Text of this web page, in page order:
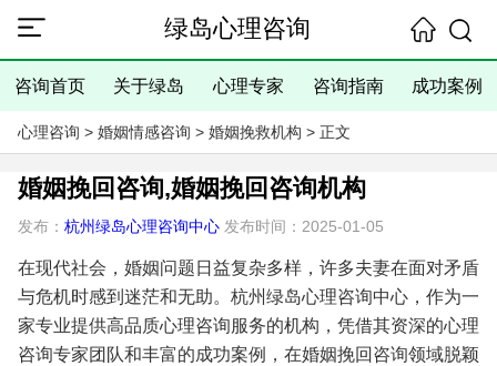
绿岛心理咨询
咨询首页 关于绿岛 心理专家 咨询指南 成功案例
心理咨询 > 婚姻情感咨询 > 婚姻挽救机构 > 正文
婚姻挽回咨询,婚姻挽回咨询机构
发布： 杭州绿岛心理咨询中心发布时间：2025-01-05
在现代社会，婚姻问题日益复杂多样，许多夫妻在面对矛盾
与危机时感到迷茫和无助。杭州绿岛心理咨询中心，作为一
家专业提供高品质心理咨询服务的机构，凭借其资深的心理
咨询专家团队和丰富的成功案例，在婚姻挽回咨询领域脱颖